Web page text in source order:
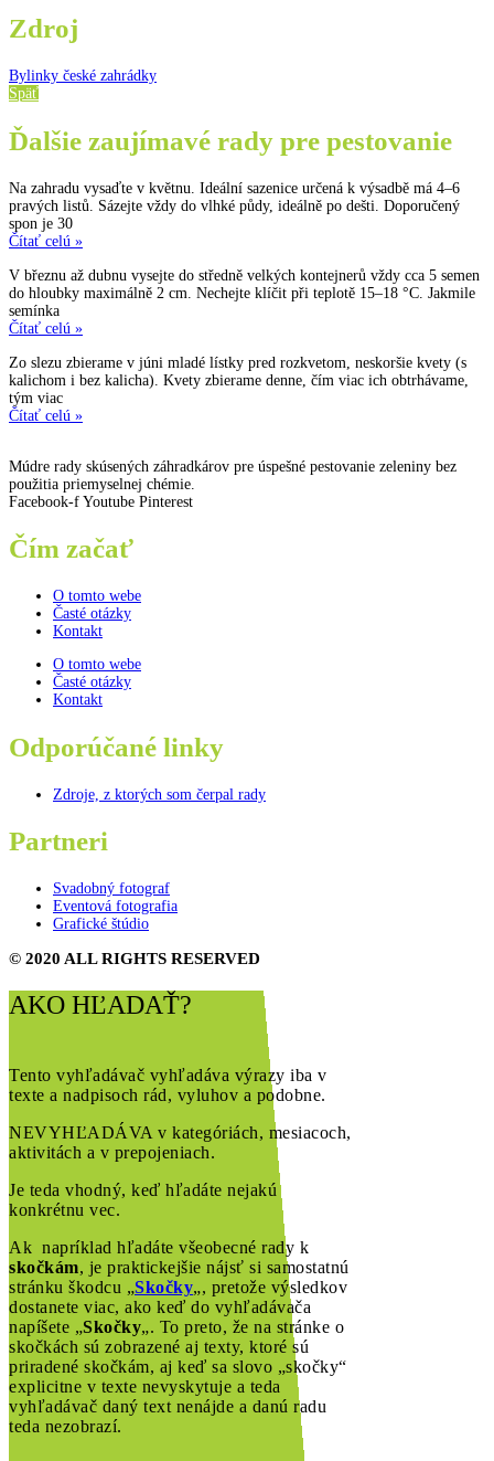
Zdroj
Bylinky české zahrádky
Späť
Ďalšie zaujímavé rady pre pestovanie
Na zahradu vysaďte v květnu. Ideální sazenice určená k výsadbě má 4–6
pravých listů. Sázejte vždy do vlhké půdy, ideálně po dešti. Doporučený
spon je 30
Čítať celú »
V březnu až dubnu vysejte do středně velkých kontejnerů vždy cca 5 semen
do hloubky maximálně 2 cm. Nechejte klíčit při teplotě 15–18 °C. Jakmile
semínka
Čítať celú »
Zo slezu zbierame v júni mladé lístky pred rozkvetom, neskoršie kvety (s
kalichom i bez kalicha). Kvety zbierame denne, čím viac ich obtrhávame,
tým viac
Čítať celú »
Múdre rady skúsených záhradkárov pre úspešné pestovanie zeleniny bez
použitia priemyselnej chémie.
Facebook-f Youtube Pinterest
Čím začať
O tomto webe
Časté otázky
Kontakt
O tomto webe
Časté otázky
Kontakt
Odporúčané linky
Zdroje, z ktorých som čerpal rady
Partneri
Svadobný fotograf
Eventová fotografia
Grafické štúdio
© 2020 ALL RIGHTS RESERVED
AKO HĽADAŤ?
Tento vyhľadávač vyhľadáva výrazy iba v
texte a nadpisoch rád, vyluhov a podobne.
NEVYHĽADÁVA v kategóriách, mesiacoch,
aktivitách a v prepojeniach.
Je teda vhodný, keď hľadáte nejakú
konkrétnu vec.
Ak napríklad hľadáte všeobecné rady k
skočkám, je praktickejšie nájsť si samostatnú
stránku škodcu „Skočky„, pretože výsledkov
dostanete viac, ako keď do vyhľadávača
napíšete „Skočky„. To preto, že na stránke o
skočkách sú zobrazené aj texty, ktoré sú
priradené skočkám, aj keď sa slovo „skočky“
explicitne v texte nevyskytuje a teda
vyhľadávač daný text nenájde a danú radu
teda nezobrazí.